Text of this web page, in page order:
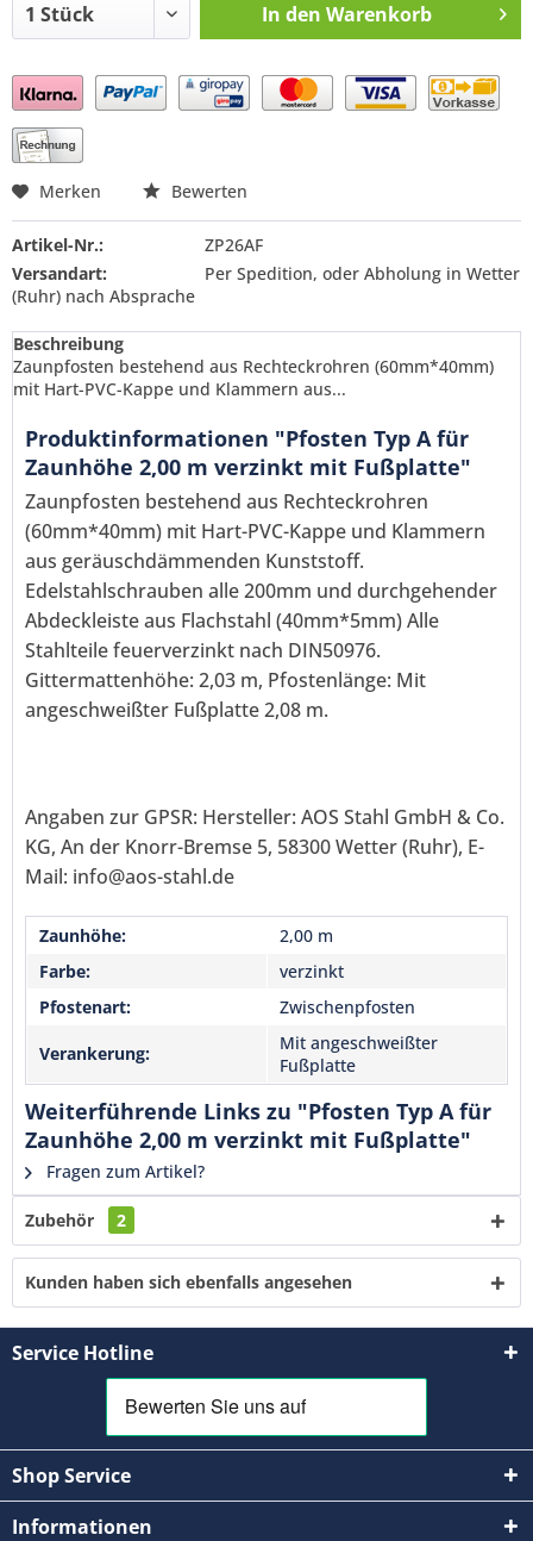
In den Warenkorb
Preis anfragen
Ich habe dieDatenschutzerklärung
Senden
Merken Bewerten
Artikel-Nr.:
ZP26AF
Versandart:
Per Spedition, oder Abholung in Wetter
(Ruhr) nach Absprache
Beschreibung
Zaunpfosten bestehend aus Rechteckrohren (60mm*40mm)
mit Hart-PVC-Kappe und Klammern aus...
Produktinformationen "Pfosten Typ A für
Zaunhöhe 2,00 m verzinkt mit Fußplatte"
Zaunpfosten bestehend aus Rechteckrohren
(60mm*40mm) mit Hart-PVC-Kappe und Klammern
aus geräuschdämmenden Kunststoff.
Edelstahlschrauben alle 200mm und durchgehender
Abdeckleiste aus Flachstahl (40mm*5mm) Alle
Stahlteile feuerverzinkt nach DIN50976.
Gittermattenhöhe: 2,03 m, Pfostenlänge: Mit
angeschweißter Fußplatte 2,08 m.
Angaben zur GPSR: Hersteller: AOS Stahl GmbH & Co.
KG, An der Knorr-Bremse 5, 58300 Wetter (Ruhr), E-
Mail: info@aos-stahl.de
Zaunhöhe:
2,00 m
Farbe:
verzinkt
Pfostenart:
Zwischenpfosten
Verankerung:
Mit angeschweißter
Fußplatte
Weiterführende Links zu "Pfosten Typ A für
Zaunhöhe 2,00 m verzinkt mit Fußplatte"
Fragen zum Artikel?
Zubehör 2
Kunden haben sich ebenfalls angesehen
Service Hotline
Shop Service
Informationen